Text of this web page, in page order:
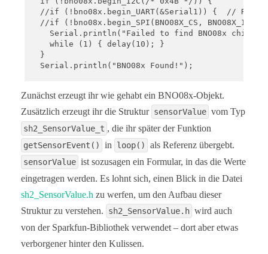
void loop() {
  delay(10);
  if (myIMU.wasReset()) {
    Serial.print("sensor was reset ");
  }
// Has a new event come in on the Sensor Hub
  if (myIMU.getSensorEvent() == true) {
    // is it the correct sensor data we want?
if (myIMU.getSensorEventID() ==
      float x = myIMU.getAccelX();
      float z = myIMU.getAccelZ();
      Serial.print(x, 2);
      Serial.print(F(","));
      Serial.print(y, 2);
//if (!bno08x.begin_UART(&Serial1)) {  //
//if (!bno08x.begin_SPI(BNO08X_CS, BNO08X_INT))
    Serial.println("Failed to find BNO08x chip");
    while (1) { delay(10); }
  }
  Serial.println("BNO08x Found!");
    Serial.print("Part ");
    Serial.print(": Version :");
    Serial.print(".");
    Serial.print(".");
    Serial.print(" Build ");
  }
  setReports();
  Serial.println("Reading events");
Zunächst erzeugt ihr wie gehabt ein BNO08x-Objekt.
Zusätzlich erzeugt ihr die Struktur sensorValue vom Typ
sh2_SensorValue_t , die ihr später der Funktion
getSensorEvent() in loop() als Referenz übergebt.
sensorValue ist sozusagen ein Formular, in das die Werte
eingetragen werden. Es lohnt sich, einen Blick in die Datei
sh2_SensorValue.h zu werfen, um den Aufbau dieser
Struktur zu verstehen.
sh2_SensorValue.h wird auch
von der Sparkfun-Bibliothek verwendet – dort aber etwas
verborgener hinter den Kulissen.